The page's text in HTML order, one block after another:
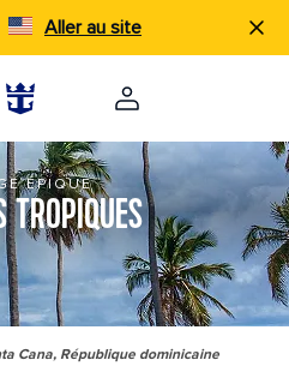
Aller au site
ÉPIQUE
TROPIQUES
Cana, République dominicaine